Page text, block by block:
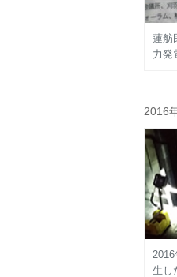
蓮舫
力発
2016
2016
生し